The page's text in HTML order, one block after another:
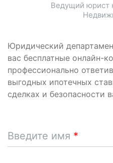
Юридический
вас бесплатные онлайн-
профессионально
выгодных ипотечных
сделках и безопасности
Введите имя
Ведущий юрист